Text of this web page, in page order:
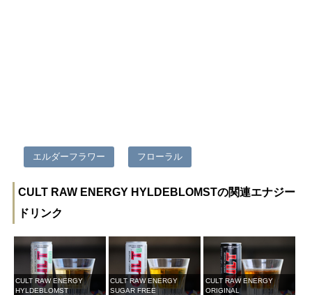
エルダーフラワー フローラル
CULT RAW ENERGY HYLDEBLOMSTの関連エナジー
ドリンク
CULT RAW ENERGY
HYLDEBLOMST
CULT RAW ENERGY
SUGAR FREE
CULT RAW ENERGY
ORIGINAL